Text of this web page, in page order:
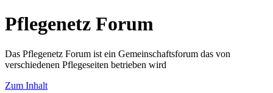
Pflegenetz Forum
Das Pflegenetz Forum ist ein Gemeinschaftsforum das von
verschiedenen Pflegeseiten betrieben wird
Zum Inhalt